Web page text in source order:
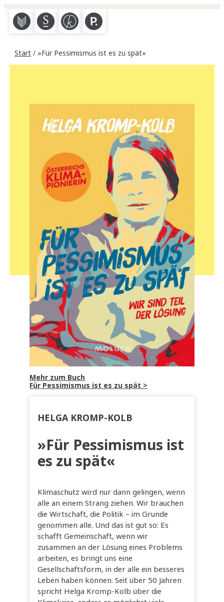
M S K P
Start / »Für Pessimismus ist es zu spät«
Mehr zum Buch
Für Pessimismus ist es zu spät >
HELGA KROMP-KOLB
»Für Pessimismus ist
es zu spät«
Klimaschutz wird nur dann gelingen, wenn
alle an einem Strang ziehen. Wir brauchen
die Wirtschaft, die Politik – im Grunde
genommen alle. Und das ist gut so: Es
schafft Gemeinschaft, wenn wir
zusammen an der Lösung eines Problems
arbeiten, es bringt uns eine
Gesellschaftsform, in der alle ein besseres
Leben haben können. Seit über 50 Jahren
spricht Helga Kromp-Kolb über die